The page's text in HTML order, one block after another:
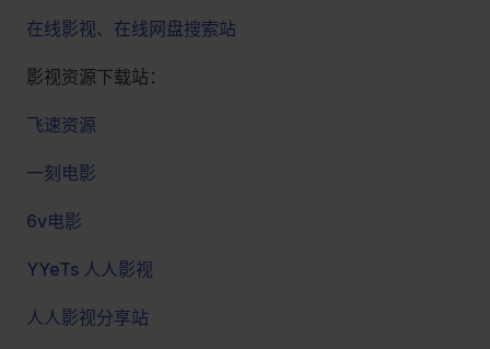
在线影视、在线网盘搜索站
影视资源下载站：
飞速资源
一刻电影
6v电影
YYeTs 人人影视
人人影视分享站